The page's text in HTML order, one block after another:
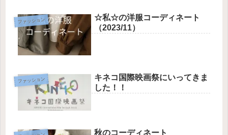
ファッション
☆私☆の洋服コーディネート
（2023/11）
ファッション
キネコ国際映画祭にいってきま
した！！
秋のコーディネート